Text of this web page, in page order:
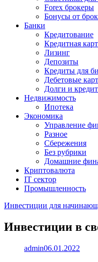
Forex брокеры
Бонусы от
Банки
Кредитование
Кредитная
Лизинг
Депозиты
Кредиты для
Дебетовые
Долги и
Недвижимость
Ипотека
Экономика
Управление
Разное
Сбережения
Без рубрики
Домашние
Криптовалюта
IT сектор
Промышленность
Инвестиции для
Инвестиции в
admin06.01.2022